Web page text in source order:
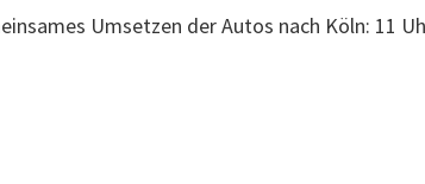
Umsetzen der Autos nach Köln: 11